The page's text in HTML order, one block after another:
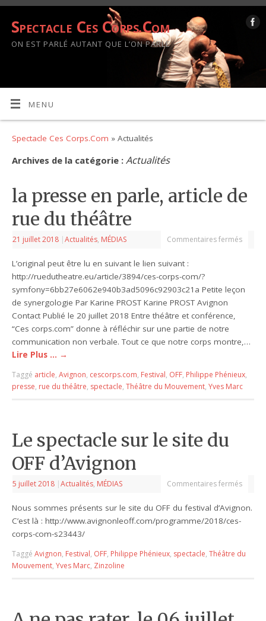
Spectacle Ces Corps.Com
ON EST PARLÉ AUTANT QUE L’ON PARLE
MENU
Spectacle Ces Corps.Com » Actualités
Archives de la catégorie :Actualités
la presse en parle, article de
rue du théâtre
21 juillet 2018 |Actualités, MÉDIAS Commentaires fermés
L’original peut être lu en suivant le lien suivant :
http://ruedutheatre.eu/article/3894/ces-corps-com/?
symfony=6bb27e6062e940b3ad5096c92903c21a Petite leçon
de synergologie Par Karine PROST Karine PROST Avignon
Contact Publié le 20 juillet 2018 Entre théâtre et conférence,
“Ces corps.com” donne à réfléchir sur une partie de notre
communication non verbale. Tout ce que notre corps montre,…
Lire Plus … →
Taggé article,Avignon, cescorps.com, Festival, OFF, Philippe Phénieux,
presse, rue du théâtre, spectacle,Théâtre du Mouvement,Yves Marc
Le spectacle sur le site du
OFF d’Avignon
5 juillet 2018 |Actualités, MÉDIAS Commentaires fermés
Nous sommes présents sur le site du OFF du festival d’Avignon.
C’est là : http://www.avignonleoff.com/programme/2018/ces-
corps-com-s23443/
TaggéAvignon, Festival, OFF, Philippe Phénieux, spectacle,Théâtre du
Mouvement,Yves Marc, Zinzoline